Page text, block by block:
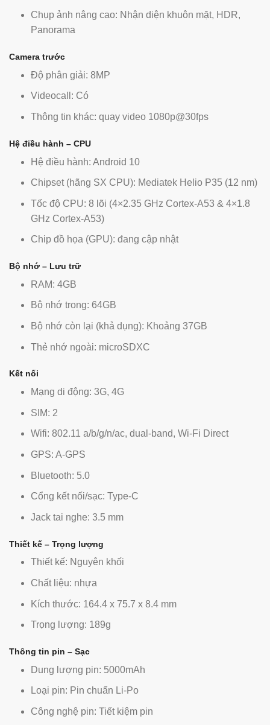
Chụp ảnh nâng cao: Nhận diện khuôn mặt, HDR,
Panorama
Camera trước
Độ phân giải: 8MP
Videocall: Có
Thông tin khác: quay video 1080p@30fps
Hệ điều hành – CPU
Hệ điều hành: Android 10
Chipset (hãng SX CPU): Mediatek Helio P35 (12 nm)
Tốc độ CPU: 8 lõi (4×2.35 GHz Cortex-A53 & 4×1.8
GHz Cortex-A53)
Chip đồ họa (GPU): đang cập nhật
Bộ nhớ – Lưu trữ
RAM: 4GB
Bộ nhớ trong: 64GB
Bộ nhớ còn lại (khả dụng): Khoảng 37GB
Thẻ nhớ ngoài: microSDXC
Kết nối
Mạng di động: 3G, 4G
SIM: 2
Wifi: 802.11 a/b/g/n/ac, dual-band, Wi-Fi Direct
GPS: A-GPS
Bluetooth: 5.0
Cổng kết nối/sạc: Type-C
Jack tai nghe: 3.5 mm
Thiết kế – Trọng lượng
Thiết kế: Nguyên khối
Chất liệu: nhựa
Kích thước: 164.4 x 75.7 x 8.4 mm
Trọng lượng: 189g
Thông tin pin – Sạc
Dung lượng pin: 5000mAh
Loại pin: Pin chuẩn Li-Po
Công nghệ pin: Tiết kiệm pin